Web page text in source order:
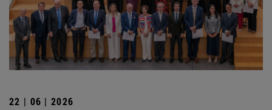
22 | 06 | 2026